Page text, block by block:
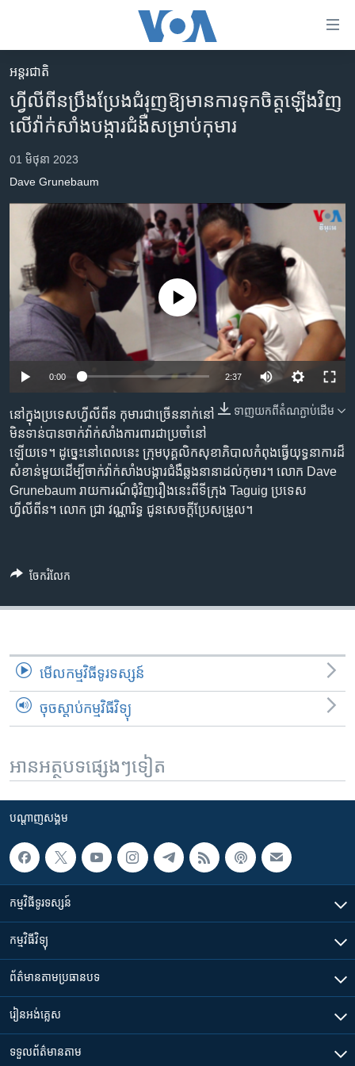
គេហទំព័រ​
ទាក់ទង
រំលង​
និង​
ទៅ​​
ទំព័រ​
ព័ត៌មាន​​
ចូល​
ទំព័រ​
រចនា
សម្ព័ន្ធ​
និង​
ចូល​
ទៅ​
កាន់​
ទំព័រ​
ស្វែង​
កម្ពុជា
អន្តរជាតិ
កម្ពុជាច្នៃប្រតិដ្ឋ
ព្រឹត្តិការណ៍ព័ត៌មាន
ទូរទស្សន៍ / វីដេអូ​
វិទ្យុ / ផតខាសថ៍
កម្មវិធីទាំងអស់
Khmer English
បណ្តាញ​សង្គម
ភាសា
អន្តរជាតិ
ហ្វីលីពីន​ប្រឹងប្រែង​ជំរុញ​ឱ្យ​មាន​ការ​ទុកចិត្ត​ឡើង​វិញ​
លើ​វ៉ាក់សាំង​បង្ការ​ជំងឺ​សម្រាប់​កុមារ
01 មិថុនា 2023
Dave Grunebaum
No media source currently available
0:00 2:37
ទាញ​យក​ពី​តំណភ្ជាប់​ដើម
នៅ​ក្នុង​ប្រទេស​ហ្វីលីពីន កុមារ​ជា​ច្រើន​នាក់​នៅ​
មិន​ទាន់​បាន​ចាក់​វ៉ាក់សាំង​ការពារ​ជា​ប្រចាំ​នៅ​
ឡើយ​ទេ។ ដូច្នេះ​នៅ​ពេល​នេះ ក្រុម​បុគ្គលិក​សុខាភិបាល​កំពុង​ធ្វើ​យុទ្ធនាការ​ដ៏​
សំខាន់​មួយ​ដើម្បី​ចាក់​វ៉ាក់សាំង​បង្ការ​ជំងឺ​ឆ្លង​នានា​ដល់​កុមារ។ លោក Dave
Grunebaum រាយការណ៍​ជុំវិញ​រឿង​នេះ​ពី​ទីក្រុង Taguig ប្រទេស​
ហ្វីលីពីន។ លោក ជ្រា វណ្ណារិទ្ធ ជូន​សេចក្ដី​ប្រែ​សម្រួល។
ចែករំលែក
មើល​កម្មវិធី​ទូរទស្សន៍
ចុចស្តាប់កម្មវិធីវិទ្យុ
អានអត្ថបទផ្សេងៗទៀត
បណ្តាញ​សង្គម
កម្មវិធី​ទូរទស្សន៍
កម្មវិធី​វិទ្យុ
ព័ត៌មាន​តាមប្រធានបទ​
រៀន​​អង់គ្លេស
ទទួល​ព័ត៌មាន​តាម